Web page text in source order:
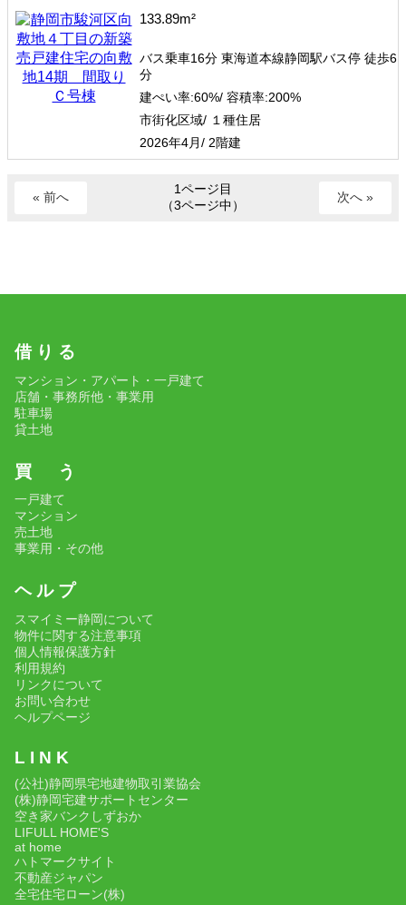
133.89m²
バス乗車16分 東海道本線静岡駅バス停 徒歩6
分
建ぺい率:60%/ 容積率:200%
市街化区域/ １種住居
2026年4月/ 2階建
« 前へ
1ページ目
（3ページ中）
次へ »
借 り る
マンション・アパート・一戸建て
店舗・事務所他・事業用
駐車場
貸土地
買 う
一戸建て
マンション
売土地
事業用・その他
ヘ ル プ
スマイミー静岡について
物件に関する注意事項
個人情報保護方針
利用規約
リンクについて
お問い合わせ
ヘルプページ
L I N K
(公社)静岡県宅地建物取引業協会
(株)静岡宅建サポートセンター
空き家バンクしずおか
LIFULL HOME'S
at home
ハトマークサイト
不動産ジャパン
全宅住宅ローン(株)